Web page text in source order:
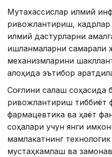
Мутахассислар илмий
ривожлантириш,
илмий дастурларни
ишланмаларни самарали
механизмларини
алоҳида эътибор
Соғлиқни сақлаш
ривожлантириш тиббиёт
фармацевтика ва ҳаёт
соҳалари учун янги
мамлакатнинг
мустаҳкамлаш ва